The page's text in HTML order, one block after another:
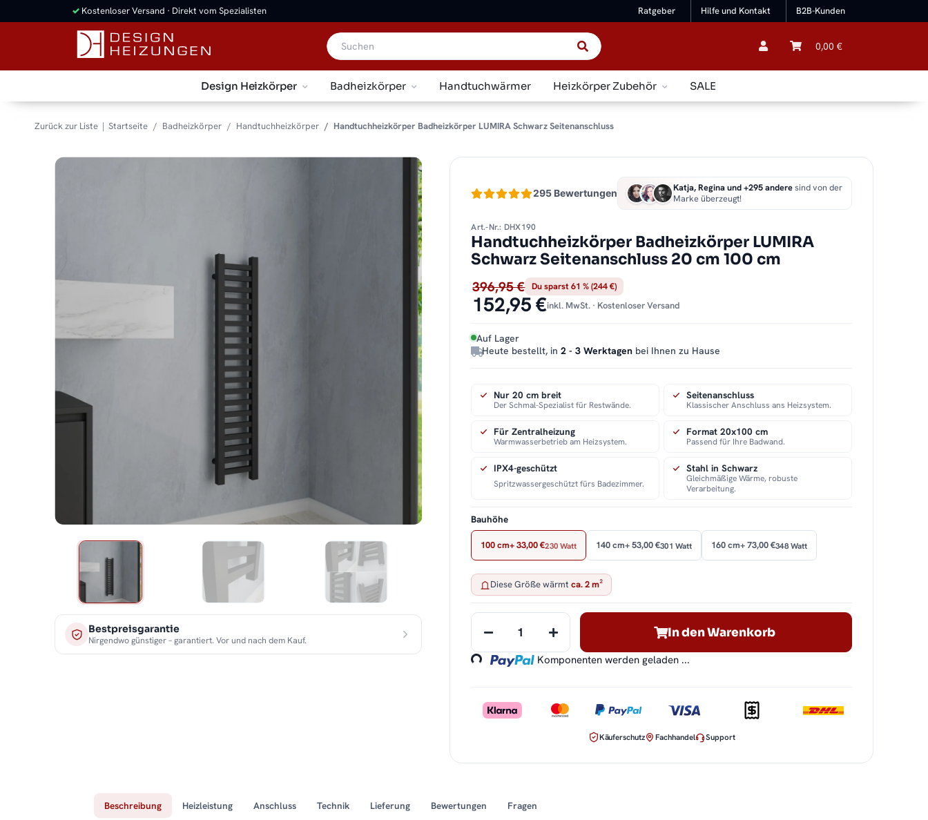
Ratgeber Hilfe und Kontakt B2B-Kunden
✓ Kostenloser Versand · Direkt vom Spezialisten
0,00 €
Design Heizkörper Badheizkörper Handtuchwärmer Heizkörper Zubehör SALE
Zurück zur Liste Startseite Badheizkörper Handtuchheizkörper Handtuchheizkörper Badheizkörper LUMIRA Schwarz Seitenanschluss
Bestpreisgarantie
Nirgendwo günstiger – garantiert. Vor und nach dem Kauf.
295 Bewertungen Katja, Regina und +295 anderesind von der
Marke überzeugt!
Art.-Nr.: DHX190
Handtuchheizkörper Badheizkörper LUMIRA
Schwarz Seitenanschluss 20 cm 100 cm
396,95 € Du sparst 61 % (244 €)
152,95 €inkl. MwSt. · Kostenloser Versand
Auf Lager
Heute bestellt, in2 - 3 Werktagen bei Ihnen zu Hause
Nur 20 cm breit
Der Schmal-Spezialist für Restwände.
Seitenanschluss
Klassischer Anschluss ans Heizsystem.
Für Zentralheizung
Warmwasserbetrieb am Heizsystem.
Format 20x100 cm
Passend für Ihre Badwand.
IPX4-geschützt
Spritzwassergeschützt fürs Badezimmer.
Stahl in Schwarz
Gleichmäßige Wärme, robuste
Verarbeitung.
Bauhöhe
100 cm+ 33,00 €230 Watt 140 cm+ 53,00 €301 Watt 160 cm+ 73,00 €348 Watt
Diese Größe wärmtca. 2 m²
In den Warenkorb
Loading... Komponenten werden geladen ...
Käuferschutz Fachhandel Support
Beschreibung Heizleistung Anschluss Technik Lieferung Bewertungen Fragen